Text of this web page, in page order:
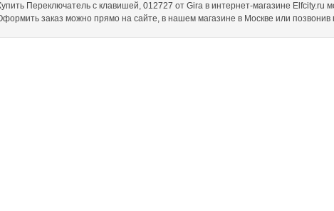
Переключатель с клавишей, 012727 от Gira в интернет-магазине Elfcity.ru
заказ можно прямо на сайте, в нашем магазине в Москве или